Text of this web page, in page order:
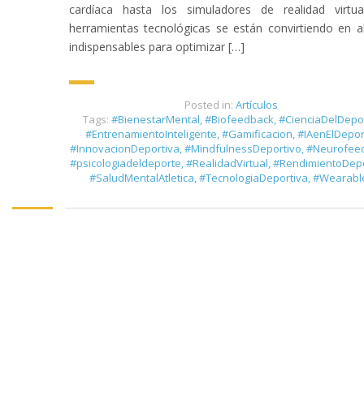
cardíaca hasta los simuladores de realidad
herramientas tecnológicas se están convirtiendo en
indispensables para optimizar […]
Posted in: Artículos
Tags: #BienestarMental #Biofeedback
#EntrenamientoInteligente #Gamificacion
#InnovacionDeportiva #MindfulnessDeportivo
#psicologiadeldeporte #RealidadVirtual
#SaludMentalAtletica #TecnologiaDeportiva